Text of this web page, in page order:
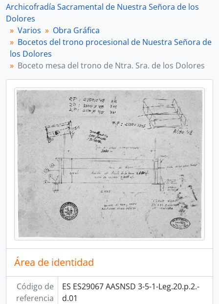
Archicofradía Sacramental de Nuestra Señora de los
Dolores
Varios
Obra Gráfica
Bocetos del trono procesional de Nuestra Señora de
los Dolores
Boceto mesa del trono de Ntra. Sra. de los Dolores
Área de identidad
Código de
referencia
ES ES29067 AASNSD 3-5-1-Leg.20.p.2.-
d.01